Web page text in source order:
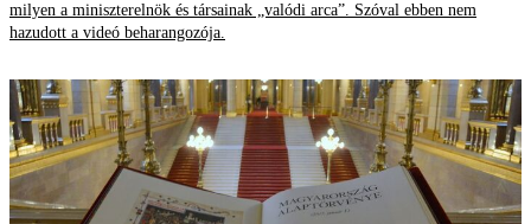
milyen a miniszterelnök és társainak „valódi arca”. Szóval ebben nem
hazudott a videó beharangozója.